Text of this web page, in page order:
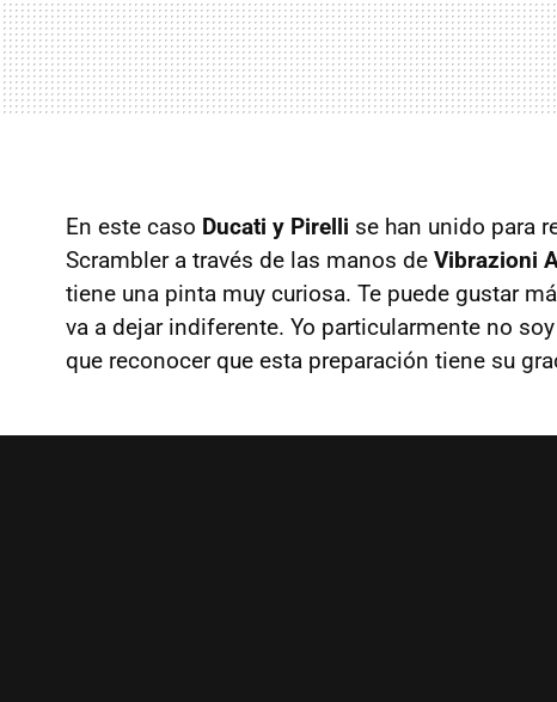
En este caso Ducati y Pirelli se han unido para
Scrambler a través de las manos de Vibrazioni
tiene una pinta muy curiosa. Te puede gustar
va a dejar indiferente. Yo particularmente no
que reconocer que esta preparación tiene su